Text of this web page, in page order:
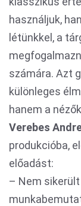
használjuk,
létünkkel, a
számára. Azt
különleges
hanem a
Verebes
produkcióba,
előadást:
– Nem